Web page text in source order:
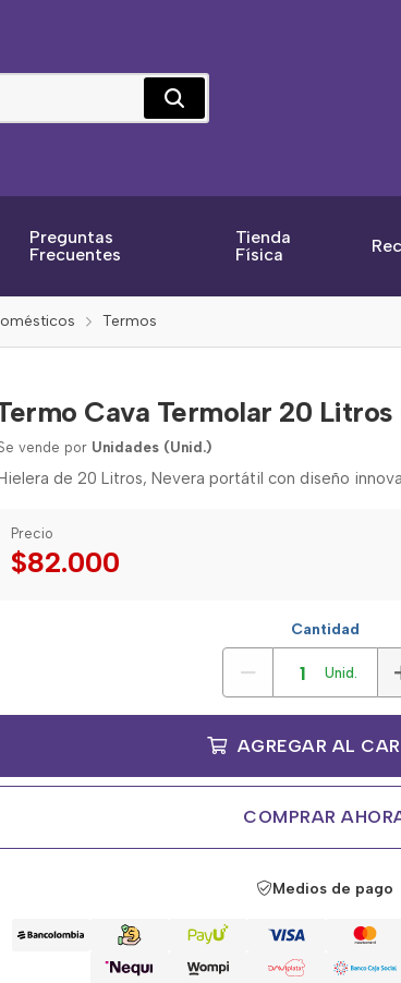
Preguntas
Frecuentes
Tienda
Física
Termos
Cava Termolar 20
vende por Unidades (Unid.)
de 20 Litros, Nevera portátil con diseño
Precio
$82.000
Cantidad
Unid.
AGREGAR AL
COMPRAR
Medios de pago